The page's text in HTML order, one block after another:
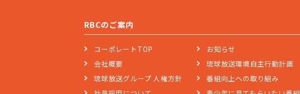
RBCのご案内
コーポレートTOP
会社概要
琉球放送グループ 人権方針
お知らせ
琉球放送環境自主行動計画
番組向上への取り組み